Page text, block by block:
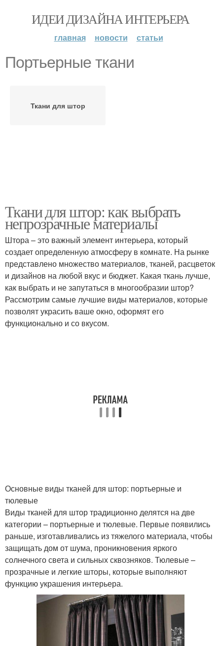
ИДЕИ ДИЗАЙНА ИНТЕРЬЕРА
главная новости статьи
Портьерные ткани
Ткани для штор
Ткани для штор: как выбрать
непрозрачные материалы
Штора – это важный элемент интерьера, который
создает определенную атмосферу в комнате. На рынке
представлено множество материалов, тканей, расцветок
и дизайнов на любой вкус и бюджет. Какая ткань лучше,
как выбрать и не запутаться в многообразии штор?
Рассмотрим самые лучшие виды материалов, которые
позволят украсить ваше окно, оформят его
функционально и со вкусом.
Основные виды тканей для штор: портьерные и
тюлевые
Виды тканей для штор традиционно делятся на две
категории – портьерные и тюлевые. Первые появились
раньше, изготавливались из тяжелого материала, чтобы
защищать дом от шума, проникновения яркого
солнечного света и сильных сквозняков. Тюлевые –
прозрачные и легкие шторы, которые выполняют
функцию украшения интерьера.